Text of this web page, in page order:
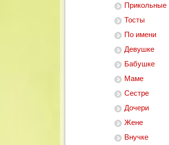
Прикольные
Тосты
По имени
Девушке
Бабушке
Маме
Сестре
Дочери
Жене
Внучке